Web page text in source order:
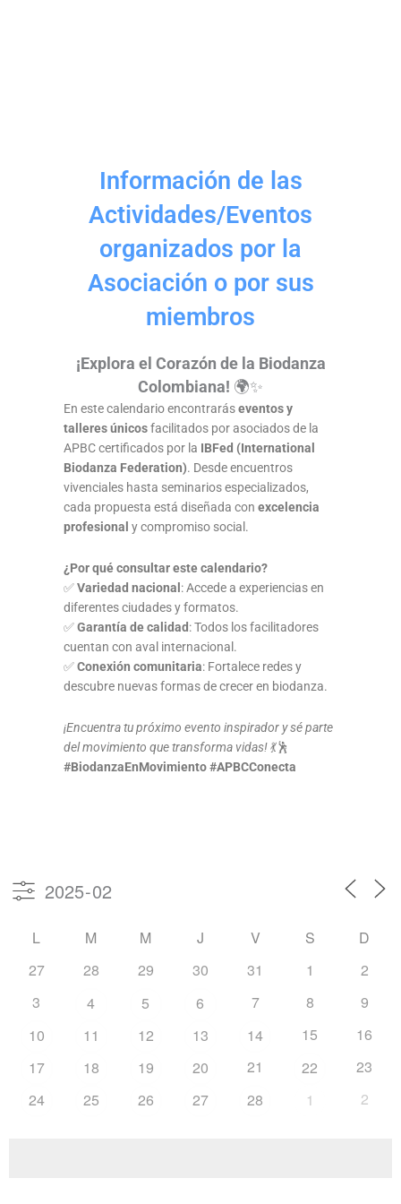
Información de las
Actividades/Eventos
organizados por la
Asociación o por sus
miembros
¡Explora el Corazón de la Biodanza
Colombiana! 🌍✨
En este calendario encontraráseventos y
talleres únicosfacilitados por asociados de la
APBC certificados por la IBFed (International
Biodanza Federation). Desde encuentros
vivenciales hasta seminarios especializados,
cada propuesta está diseñada con excelencia
profesional y compromiso social.
¿Por qué consultar este calendario?
✅Variedad nacional : Accede a experiencias en
diferentes ciudades y formatos.
✅Garantía de calidad : Todos los facilitadores
cuentan con aval internacional.
✅Conexión comunitaria: Fortalece redes y
descubre nuevas formas de crecer en biodanza.
¡Encuentra tu próximo evento inspirador y sé parte
del movimiento que transforma vidas!💃🕺
#BiodanzaEnMovimiento #APBCConecta
L M M J V S
D
27
28 29 30 31 1
2
3
4 5 6 7 8
9
10
11 12 13 14 15
16
17
18 19 20 21 22
23
24
25 26 27 28 1 2